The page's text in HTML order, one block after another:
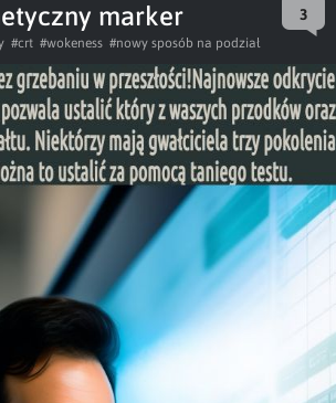
marker 3
#crt #wokeness #nowy sposób na podział